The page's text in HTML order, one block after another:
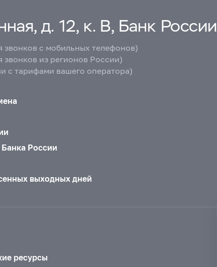
д. 12, к. В, Банк России
звонков с мобильных телефонов)
звонков из регионов России)
с тарифами вашего оператора)
России
выходных дней
ресурсы